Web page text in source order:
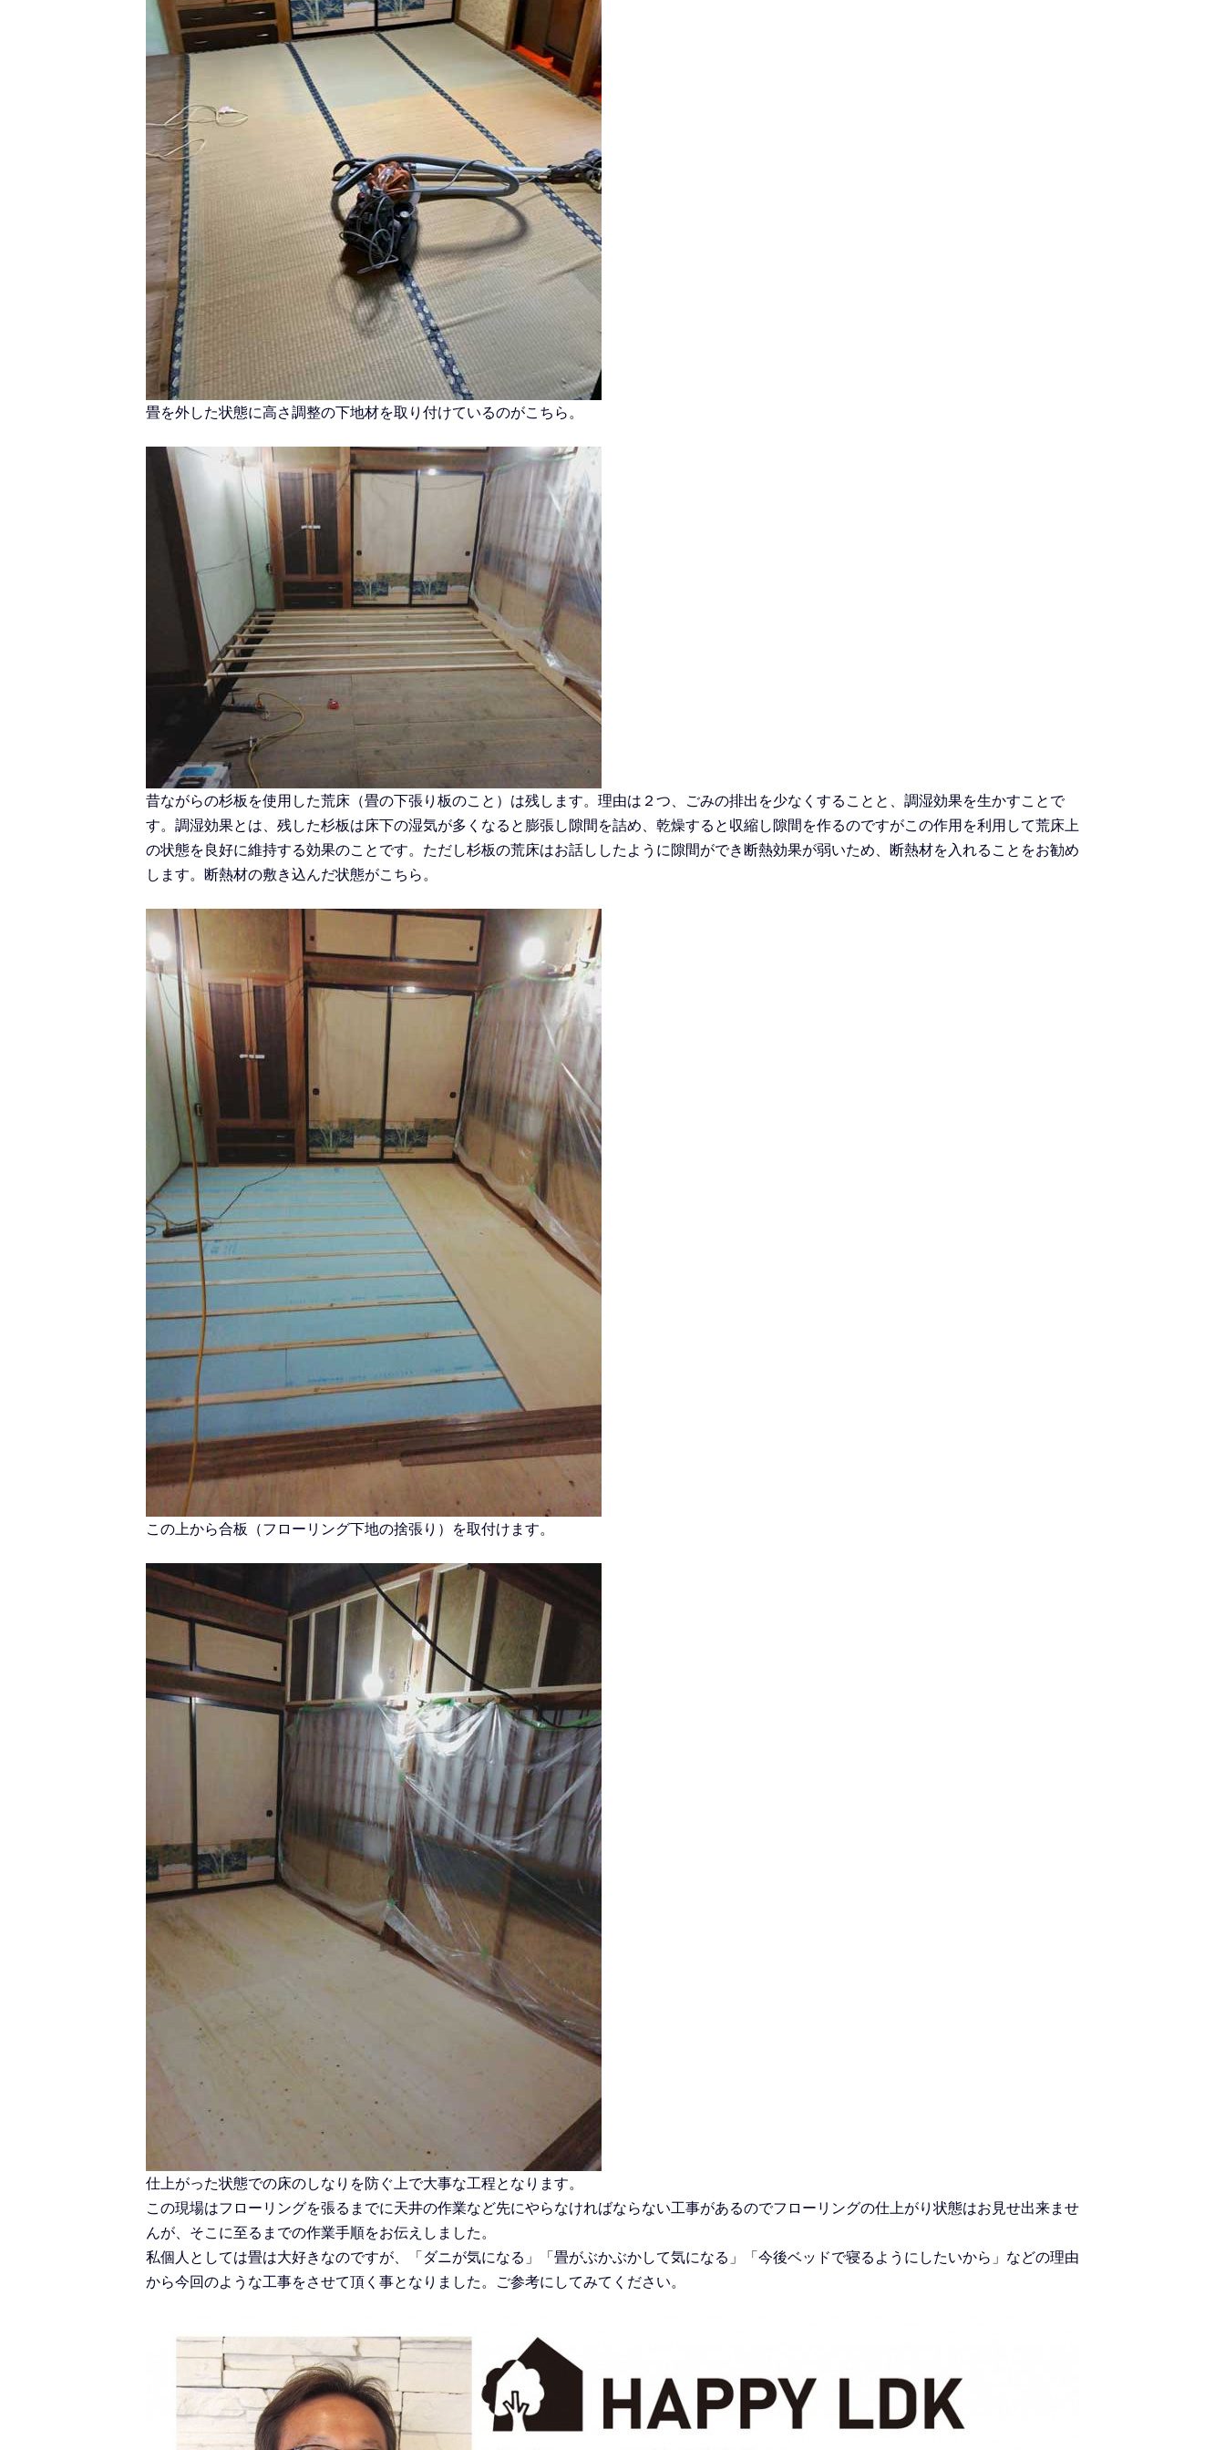
畳を外した状態に高さ調整の下地材を取り付けているのがこちら。
昔ながらの杉板を使用した荒床（畳の下張り板のこと）は残します。理由は２つ、ごみの排出を少なくすることと、調湿効果を生かすことで
す。調湿効果とは、残した杉板は床下の湿気が多くなると膨張し隙間を詰め、乾燥すると収縮し隙間を作るのですがこの作用を利用して荒床上
の状態を良好に維持する効果のことです。ただし杉板の荒床はお話ししたように隙間ができ断熱効果が弱いため、断熱材を入れることをお勧め
します。断熱材の敷き込んだ状態がこちら。
この上から合板（フローリング下地の捨張り）を取付けます。
仕上がった状態での床のしなりを防ぐ上で大事な工程となります。
この現場はフローリングを張るまでに天井の作業など先にやらなければならない工事があるのでフローリングの仕上がり状態はお見せ出来ませ
んが、そこに至るまでの作業手順をお伝えしました。
私個人としては畳は大好きなのですが、「ダニが気になる」「畳がぶかぶかして気になる」「今後ベッドで寝るようにしたいから」などの理由
から今回のような工事をさせて頂く事となりました。ご参考にしてみてください。